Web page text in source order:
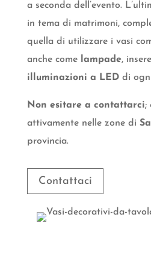
a seconda dell’evento.
in tema di matrimoni,
quella di utilizzare i vasi
anche come lampade,
illuminazioni a LEDdi
Non esitare a contattarci;
attivamente nelle zone di
provincia.
Contattaci